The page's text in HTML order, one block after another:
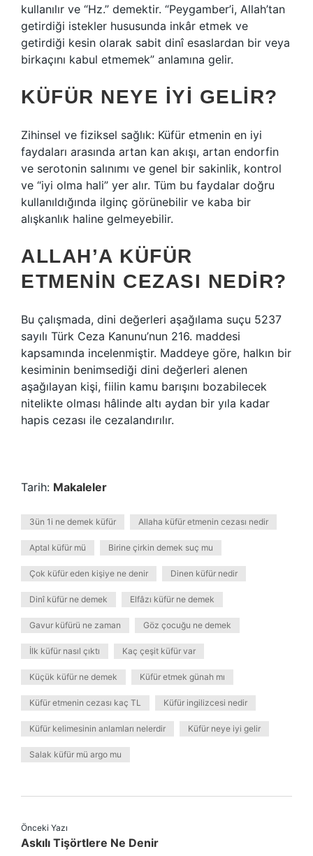
kullanılır ve “Hz.” demektir. “Peygamber’i, Allah’tan
getirdiği istekler hususunda inkâr etmek ve
getirdiği kesin olarak sabit dinî esaslardan bir veya
birkaçını kabul etmemek” anlamına gelir.
KÜFÜR NEYE IYI GELIR?
Zihinsel ve fiziksel sağlık: Küfür etmenin en iyi
faydaları arasında artan kan akışı, artan endorfin
ve serotonin salınımı ve genel bir sakinlik, kontrol
ve “iyi olma hali” yer alır. Tüm bu faydalar doğru
kullanıldığında ilginç görünebilir ve kaba bir
alışkanlık haline gelmeyebilir.
ALLAH’A KÜFÜR
ETMENIN CEZASI NEDIR?
Bu çalışmada, dini değerleri aşağılama suçu 5237
sayılı Türk Ceza Kanunu’nun 216. maddesi
kapsamında incelenmiştir. Maddeye göre, halkın bir
kesiminin benimsediği dini değerleri alenen
aşağılayan kişi, fiilin kamu barışını bozabilecek
nitelikte olması hâlinde altı aydan bir yıla kadar
hapis cezası ile cezalandırılır.
Tarih: Makaleler
3ün 1i ne demek küfür Allaha küfür etmenin cezası nedir
Aptal küfür mü Birine çirkin demek suç mu
Çok küfür eden kişiye ne denir Dinen küfür nedir
Dinî küfür ne demek Elfâzı küfür ne demek
Gavur küfürü ne zaman Göz çocuğu ne demek
İlk küfür nasıl çıktı Kaç çeşit küfür var
Küçük küfür ne demek Küfür etmek günah mı
Küfür etmenin cezası kaç TL Küfür ingilizcesi nedir
Küfür kelimesinin anlamları nelerdir Küfür neye iyi gelir
Salak küfür mü argo mu
Önceki Yazı
Askılı Tişörtlere Ne Denir